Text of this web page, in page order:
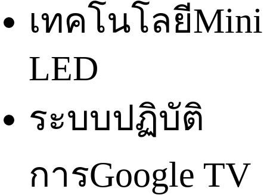
เทคโนโลยีMini
LED
ระบบปฏิบัติ
การGoogle TV